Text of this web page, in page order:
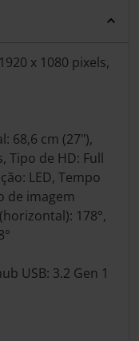
x 1080 pixels,
68,6 cm (27"),
Tipo de HD: Full
LED, Tempo
de imagem
178°,
USB: 3.2 Gen 1